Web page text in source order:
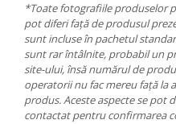
*Toate fotografiile produselor
pot diferi față de produsul
sunt incluse în pachetul
sunt rar întâlnite, probabil un
site-ului, însă numărul de
operatorii nu fac mereu față la
produs. Aceste aspecte se pot
contactat pentru confirmarea